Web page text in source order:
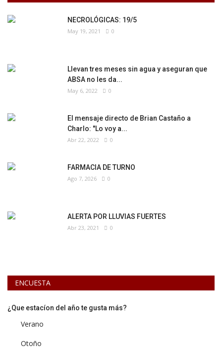
NECROLÓGICAS: 19/5
May 19, 2021 0
Llevan tres meses sin agua y aseguran que
ABSA no les da...
May 6, 2022 0
El mensaje directo de Brian Castaño a
Charlo: "Lo voy a...
Abr 22, 2022 0
FARMACIA DE TURNO
Ago 7, 2026 0
ALERTA POR LLUVIAS FUERTES
Abr 23, 2021 0
ENCUESTA
¿Que estacíon del año te gusta más?
Verano
Otoño